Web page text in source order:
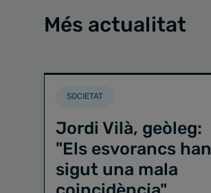
Més actualitat
SOCIETAT
Jordi Vilà, geòleg:
"Els esvorancs han
sigut una mala